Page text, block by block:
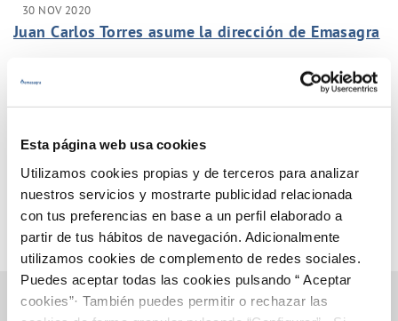
Esta página web usa cookies
Utilizamos cookies propias y de terceros para analizar
nuestros servicios y mostrarte publicidad relacionada
con tus preferencias en base a un perfil elaborado a
partir de tus hábitos de navegación. Adicionalmente
utilizamos cookies de complemento de redes sociales.
Puedes aceptar todas las cookies pulsando “ Aceptar
cookies”· También puedes permitir o rechazar las
30 NOV 2020
Juan Carlos Torres asume la dirección de Emasagra
Página 21 de 33
Anterior Siguiente